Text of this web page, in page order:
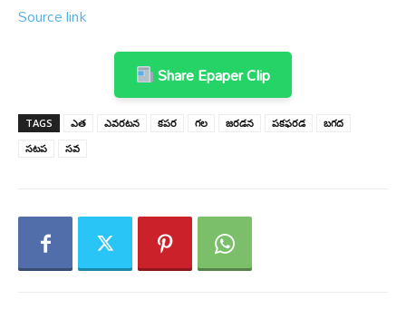
Source link
Share Epaper Clip
TAGS ఎత ఎవరటన కపర గల జరడన పకఫరడ
బగద
సటప
సవ